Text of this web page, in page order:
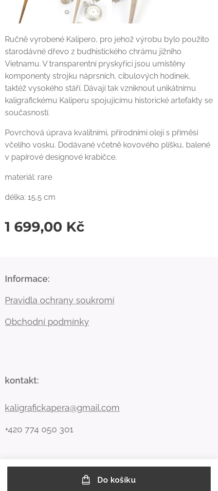
Ručně vyrobené Kalipero, pro jehož výrobu bylo použito
starodávné dřevo z budhistického chrámu jižního
Vietnamu. V transparentní pryskyřici jsou umístěny
komponenty strojku náprsních, cibulových hodinek,
taktéž vysokého stáří. Dávají tak vzniknout unikátnímu
kaligrafickému Kaliperu spojujícímu historické artefakty se
současností.
Povrchová úprava kvalitními, přírodními oleji s příměsí
včelího vosku. Dodávané včetně kovového plíšku, balené
v papírové designové krabičce.
materiál: rare
délka: 15,5 cm
1 699,00 Kč
Do košíku
Informace:
Pravidla ochrany soukromí
Obchodní podmínky
kontakt:
kaligrafickapera@gmail.com
+420 774 050 301